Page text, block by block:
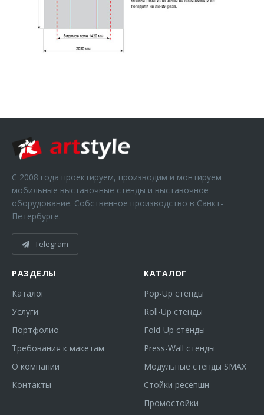
С 2008 года проектируем, производим и монтируем
мобильные выставочные стенды и выставочное
оборудование. Собственное производство в Санкт-
Петербурге.
Telegram
РАЗДЕЛЫ
Каталог
Услуги
Портфолио
Требования к макетам
О компании
Контакты
КАТАЛОГ
Pop-Up стенды
Roll-Up стенды
Fold-Up стенды
Press-Wall стенды
Модульные стенды SMAX
Стойки ресепшн
Промостойки